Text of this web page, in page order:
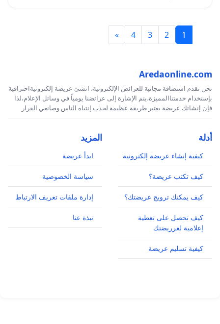
1
2
3
4
»
Aredaonline.com
نحن نقدم استضافة مجانية للعرائض الإلكترونية، انشئ عريضة إلكترونيةاحترافية
بإستخدام خدمتناالمميزة،يتم الإشارة إلى عرائضنا يومياً في وسائل الإعلام،لذا
فإن إنشائك عريضة يعتبر طريقة عظيمة لجذب إنتباه الناس وصانعي القرار
أدلة
كيفية إنشاء عريضة إلكترونية
كيف تكتب عريضة؟
كيف يمكنك ترويج عريضتك؟
كيف تحصل على تغطية
إعلامية لعرريضتك
كيفية تسليم عريضة
المزيد
ابدأ عريضة
سياسة الخصوصية
إدارة ملفات تعريف الارتباط
نبذة عنا